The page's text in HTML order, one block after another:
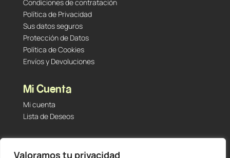
Valoramos tu privacidad
Condiciones de contratación
Política de Privacidad
Sus datos seguros
Protección de Datos
Política de Cookies
Envíos y Devoluciones
Mi Cuenta
Mi cuenta
Lista de Deseos